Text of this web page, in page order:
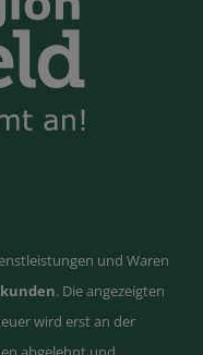
und Waren
. Die angezeigten
wird erst an der